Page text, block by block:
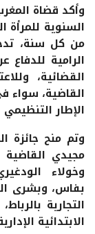
وأكد قضاة
السنوية
من كل سنة،
الرامية
القضائية،
القاضية، سواء
الإطار
مجيدي القاضية
وخولاء
بفاس، وبشرى
التجارية
الابتدائية